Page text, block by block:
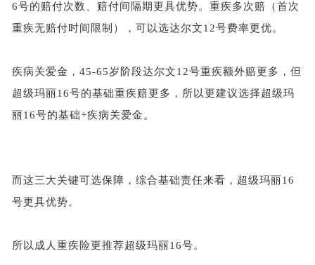
6号的赔付次数、赔付间隔期更具优势。重疾多次赔（首次
重疾无赔付时间限制），可以选达尔文12号费率更优。
疾病关爱金， 45-65岁阶段达尔文12号重疾额外赔更多，但
超级玛丽16号的基础重疾赔更多，所以更建议选择超级玛
丽16号的基础+疾病关爱金。
而这三大关键可选保障，综合基础责任来看，超级玛丽16
号更具优势。
所以成人重疾险更推荐超级玛丽16号。